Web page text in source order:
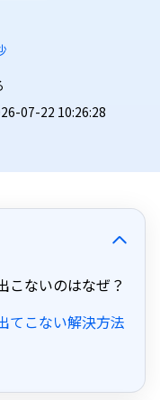
07-22 10:26:28
こないのはなぜ？
てこない解決方法